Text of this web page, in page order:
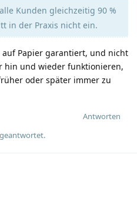
Kunden gleichzeitig 90 %
in der Praxis nicht ein.
Papier garantiert, und nicht
hin und wieder funktionieren,
oder später immer zu
Antworten